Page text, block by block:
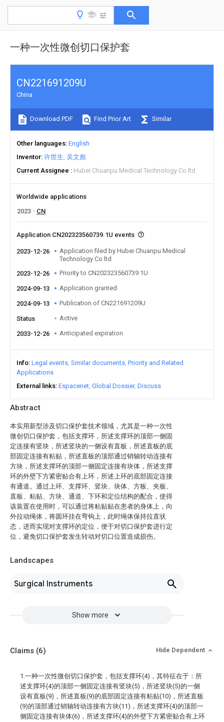
一种一次性微创切口保护套
Abstract
本实用新型涉及切口保护套技术领域，尤其是一种一次性
微创切口保护套，包括支撑环，所述支撑环的顶部一侧固
定连接有竖块，所述竖块的一侧设有直板，所述直板的底
部固定连接有粘贴，所述直板的顶部通过销轴转动连接有
方块，所述支撑环的顶部一侧固定连接有块体，所述支撑
环的外壁下方紧密贴合有上环，所述上环的底部固定连接
有通道。通过上环、支撑环、竖块、块体、方板、夹板、
直板、粘贴、方块、通道、下环和定位结构的配合，使得
该装置在使用时，可以通过将粘贴贴在患者的身体上，向
外拉动绳体，将圆环挂在弯钩上，此时绳体保持拉直状
态，进而实现对支撑环的定位，便于对切口保护套进行定
位，避免切口保护套发生转动对切口位置造成损伤。
Landscapes
Surgical Instruments
Show more
CN221691209U
China
Download PDF Find Prior Art Similar
Other languages English
Inventor 许世生 吴文彪
Current Assignee
Hubei Chuanpu Medical Technology Co ltd
Worldwide applications
2023
CN
Application CN202323560739.1U events
2023-12-26
Application filed by Hubei Chuanpu Medical
Technology Co ltd
2023-12-26
Priority to CN202323560739.1U
2024-09-13 Application granted
2024-09-13 Publication of CN221691209U
Status Active
2033-12-26 Anticipated expiration
Info Legal events Similar documents Priority and Related
Applications
External links Espacenet Global Dossier Discuss
Claims (6) Hide Dependent
1.一种一次性微创切口保护套，包括支撑环(4)，其特征在于：所
述支撑环(4)的顶部一侧固定连接有竖块(5)，所述竖块(5)的一侧
设有直板(9)，所述直板(9)的底部固定连接有粘贴(10)，所述直板
(9)的顶部通过销轴转动连接有方块(11)，所述支撑环(4)的顶部一
侧固定连接有块体(6)，所述支撑环(4)的外壁下方紧密贴合有上环